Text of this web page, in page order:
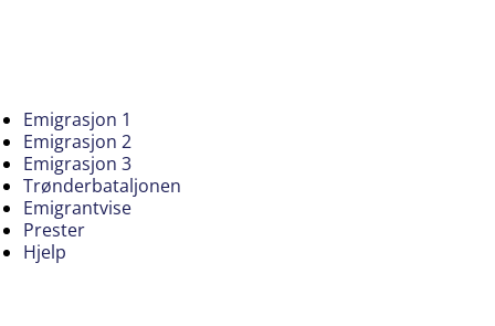
Emigrasjon 1
Emigrasjon 2
Emigrasjon 3
Trønderbataljonen
Emigrantvise
Prester
Hjelp